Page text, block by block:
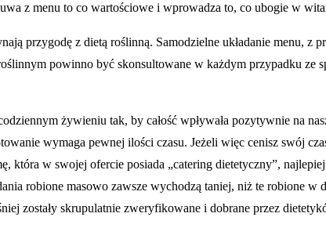
z menu to co wartościowe i wprowadza to, co ubogie w
przygodę z dietą roślinną. Samodzielne układanie menu, z
powinno być skonsultowane w każdym przypadku ze
żywieniu tak, by całość wpływała pozytywnie na
wymaga pewnej ilości czasu. Jeżeli więc cenisz swój
w swojej ofercie posiada „catering dietetyczny”,
robione masowo zawsze wychodzą taniej, niż te robione
zostały skrupulatnie zweryfikowane i dobrane przez